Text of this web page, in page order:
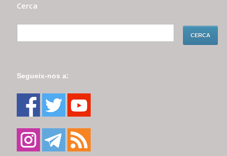
Cerca
Segueix-nos a: